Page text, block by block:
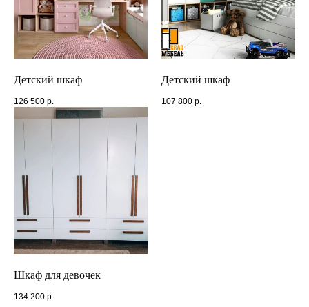
Детский шкаф
126 500 р.
Детский шкаф
107 800 р.
Шкаф для девочек
134 200 р.
Комментарии к заказу
Высота шкафа
2
2,5
Итого:0руб
Ваше имя
Ширина шкафа
1
Глубина шкафа
0,4
0,6